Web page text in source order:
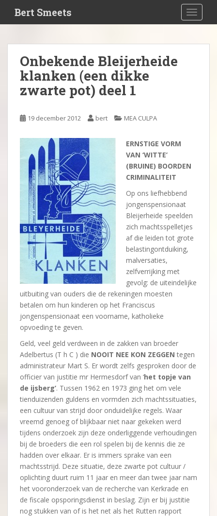
i
Bert Smeets
Onbekende Bleijerheide
klanken (een dikke
zwarte pot) deel 1
19 december 2012 bert MEA CULPA
ERNSTIGE VORM
VAN ‘WITTE’
(BRUINE) BOORDEN
CRIMINALITEIT
Op ons liefhebbend
jongenspensionaat
Bleijerheide speelden
zich machtsspelletjes
af die leiden tot grote
belastingontduiking,
malversaties,
zelfverrijking met
gevolg: de uiteindelijke
uitbuiting van ouders die de rekeningen moesten
betalen om hun kinderen op het Franciscus
jongenspensionaat een voorname, katholieke
opvoeding te geven.
Geld, veel geld verdween in de zakken van broeder
Adelbertus (T h C ) die NOOIT NEE KON ZEGGEN tegen
administrateur Mart S. Er wordt zelfs gesproken door de
officier van justitie mr Hermesdorf van ‘het topje van
de ijsberg’. Tussen 1962 en 1973 ging het om vele
tienduizenden guldens en vormden zich machtssituaties,
een cultuur van strijd door onduidelijke regels. Waar
vreemd genoeg of blijkbaar niet naar gekeken werd
tijdens onderzoek zijn deze onderliggende verhoudingen
bij de broeders die een rol spelen bij de kennis die ze
hadden over elkaar. Er is immers sprake van een
machtsstrijd. Deze situatie, deze zwarte pot cultuur /
oplichting duurt ruim 11 jaar en meer dan twee jaar nam
het vooronderzoek van de recherche van Kerkrade en
de fiscale opsporingsdienst in beslag. Zijn er bij justitie
nog stukken van of is het net als het Rutten rapport